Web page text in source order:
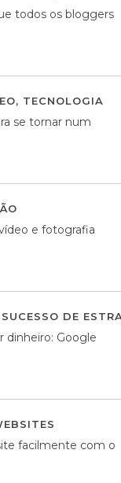
todos os bloggers
, TECNOLOGIA
se tornar num
e fotografia
DE
dinheiro: Google
facilmente com o